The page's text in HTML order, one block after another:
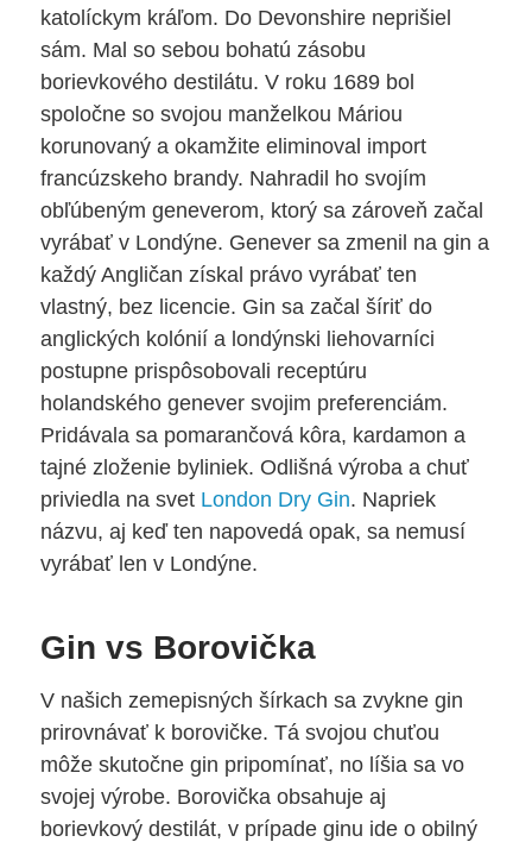
katolíckym kráľom. Do Devonshire neprišiel
sám. Mal so sebou bohatú zásobu
borievkového destilátu. V roku 1689 bol
spoločne so svojou manželkou Máriou
korunovaný a okamžite eliminoval import
francúzskeho brandy. Nahradil ho svojím
obľúbeným geneverom, ktorý sa zároveň začal
vyrábať v Londýne. Genever sa zmenil na gin a
každý Angličan získal právo vyrábať ten
vlastný, bez licencie. Gin sa začal šíriť do
anglických kolónií a londýnski liehovarníci
postupne prispôsobovali receptúru
holandského genever svojim preferenciám.
Pridávala sa pomarančová kôra, kardamon a
tajné zloženie byliniek. Odlišná výroba a chuť
priviedla na svet London Dry Gin. Napriek
názvu, aj keď ten napovedá opak, sa nemusí
vyrábať len v Londýne.
Gin vs Borovička
V našich zemepisných šírkach sa zvykne gin
prirovnávať k borovičke. Tá svojou chuťou
môže skutočne gin pripomínať, no líšia sa vo
svojej výrobe. Borovička obsahuje aj
borievkový destilát, v prípade ginu ide o obilný